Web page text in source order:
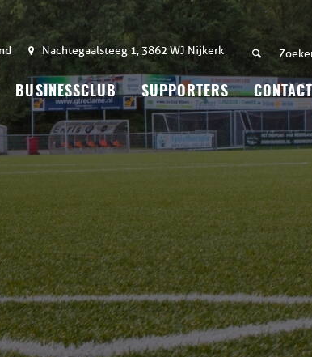
Nachtegaalsteeg 1, 3862 WJ Nijkerk
BUSINESSCLUB SUPPORTERS CONTACT